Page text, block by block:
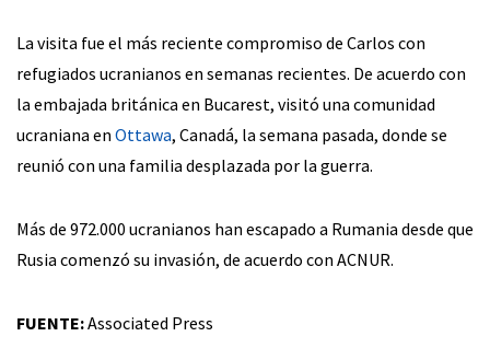
La visita fue el más reciente compromiso de Carlos con
refugiados ucranianos en semanas recientes. De acuerdo con
la embajada británica en Bucarest, visitó una comunidad
ucraniana en Ottawa, Canadá, la semana pasada, donde se
reunió con una familia desplazada por la guerra.
Más de 972.000 ucranianos han escapado a Rumania desde que
Rusia comenzó su invasión, de acuerdo con ACNUR.
FUENTE:Associated Press